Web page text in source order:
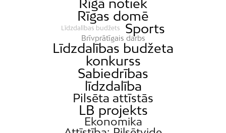
Rīgā notiek
Rīgas domē
Līdzdalības budžets Sports
Brīvprātīgais darbs
Līdzdalības budžeta
konkurss
Sabiedrības
līdzdalība
Pilsēta attīstās
LB projekts
Ekonomika